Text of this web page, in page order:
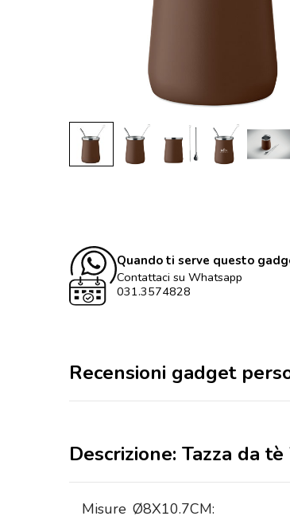
Quando ti serve questo
Contattaci su Whatsapp
031.3574828
Recensioni gadget
Descrizione: Tazza da
Misure Ø8X10.7CM: